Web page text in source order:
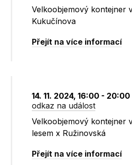
Velkoobjemový kontejner
Kukučínova
Přejít na více informací
14. 11. 2024, 16:00 - 20:00
odkaz na událost
Velkoobjemový kontejner
lesem x Ružinovská
Přejít na více informací